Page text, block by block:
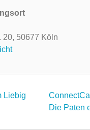
20, 50677 Köln
Liebig
Die Paten